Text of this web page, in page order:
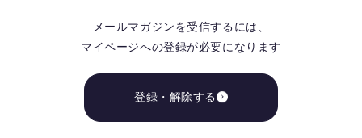
メールマガジンを受信するには、
マイページへの登録が必要になります
登録・解除する